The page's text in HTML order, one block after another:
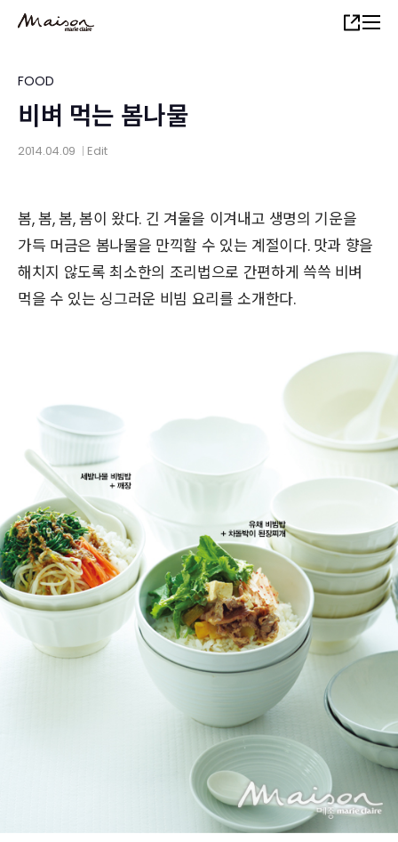
content
Share
FOOD
비벼 먹는 봄나물
2014.04.09 Edit
봄, 봄, 봄, 봄이 왔다. 긴 겨울을 이겨내고 생명의 기운을
가득 머금은 봄나물을 만끽할 수 있는 계절이다. 맛과 향을
해치지 않도록 최소한의 조리법으로 간편하게 쓱쓱 비벼
먹을 수 있는 싱그러운 비빔 요리를 소개한다.